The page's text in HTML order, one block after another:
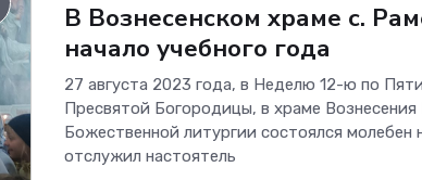
В Вознесенском храме с.
начало учебного года
27 августа 2023 года, в Неделю 12-ю по
Пресвятой Богородицы, в храме Вознесения
Божественной литургии состоялся молебен
отслужил настоятель